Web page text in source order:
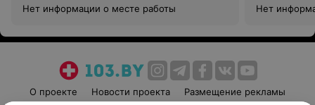
Нет информации о месте работы Нет
О проекте Новости проекта Размещение рекламы